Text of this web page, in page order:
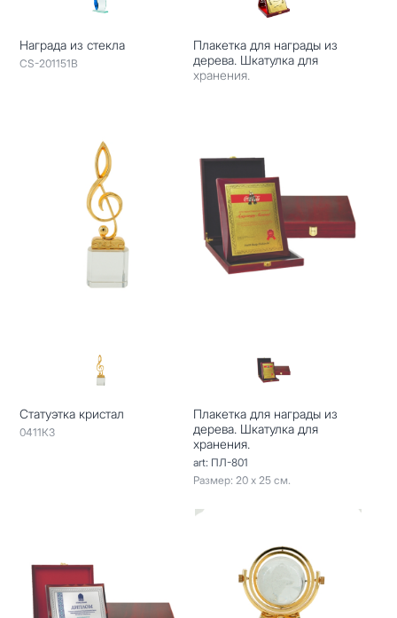
Награда из стекла
CS-201151B
Плакетка для награды из
дерева. Шкатулка для
хранения.
Статуэтка кристал
0411КЗ
Плакетка для награды из
дерева. Шкатулка для
хранения.
art: ПЛ-801
Размер: 20 х 25 см.